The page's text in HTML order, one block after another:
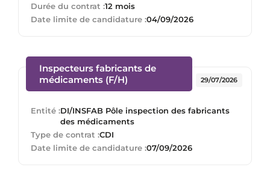
Durée du contrat :12 mois
Date limite de candidature :04/09/2026
Inspecteurs fabricants de
médicaments (F/H) (Nouvelle fenêtre)
Entité :DI/INSFAB Pôle inspection des fabricants
des médicaments
Type de contrat :CDI
29/07/2026
Date limite de candidature :07/09/2026